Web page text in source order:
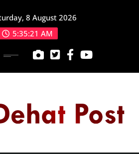
8 August 2026
5:35:22 AM